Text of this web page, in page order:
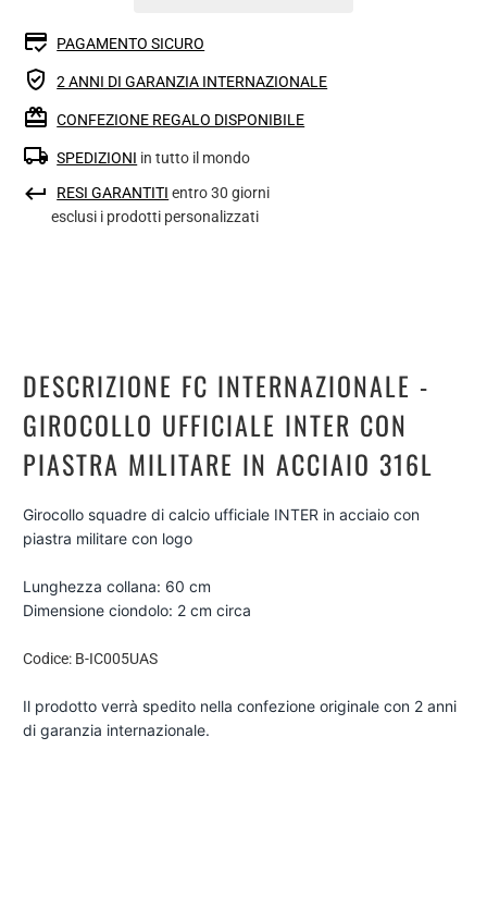
PAGAMENTO SICURO
2 ANNI DI GARANZIA INTERNAZIONALE
CONFEZIONE REGALO DISPONIBILE
SPEDIZIONI in tutto il mondo
RESI GARANTITI entro 30 giorni
esclusi i prodotti personalizzati
DESCRIZIONE FC INTERNAZIONALE -
GIROCOLLO UFFICIALE INTER CON
PIASTRA MILITARE IN ACCIAIO 316L
Girocollo squadre di calcio ufficiale INTER in acciaio con
piastra militare con logo
Lunghezza collana: 60 cm
Dimensione ciondolo: 2 cm circa
Codice: B-IC005UAS
Il prodotto verrà spedito nella confezione originale con 2 anni
di garanzia internazionale.